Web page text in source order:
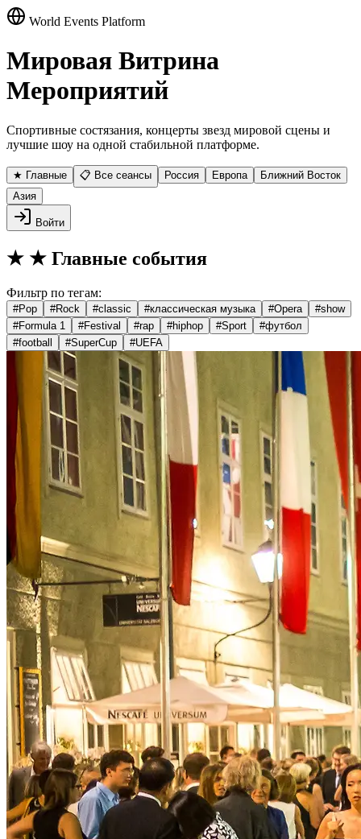
World Events Platform
Мировая Витрина
Мероприятий
Спортивные состязания, концерты звезд мировой сцены и
лучшие шоу на одной стабильной платформе.
★ Главные 📋 Все сеансы Россия Европа
Ближний Восток
Азия
Войти
★ ★ Главные события
Фильтр по тегам:
#Pop #Rock #classic #классическая музыка #Opera #show
#Formula 1 #Festival #rap #hiphop #Sport #футбол
#football #SuperCup #UEFA